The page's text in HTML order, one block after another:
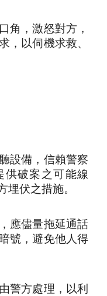
角，激怒對方，
，以伺機求救、
設備，信賴警察
供破案之可能線
埋伏之措施。
應儘量拖延通話
號，避免他人得
警方處理，以利